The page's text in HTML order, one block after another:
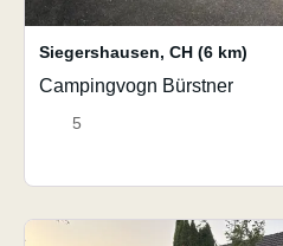
Siegershausen, CH (6 km)
Campingvogn Bürstner
5